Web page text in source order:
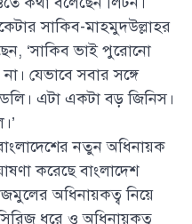
সাকিব-মাহমুদউল্লাহর
‘সাকিব ভাই পুরোনো
যেভাবে সবার সঙ্গে
এটা একটা বড় জিনিস।
নতুন অধিনায়ক
করেছে বাংলাদেশ
অধিনায়কত্ব নিয়ে
ধরে ও অধিনায়কত্ব